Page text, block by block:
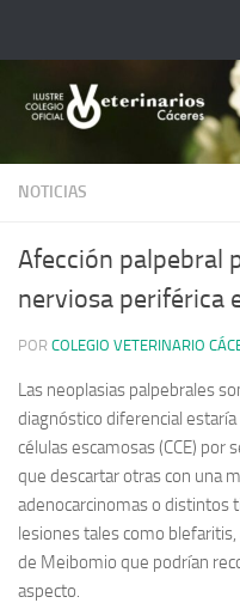
NOTICIAS
Afección palpebral
nerviosa periférica
POR COLEGIO VETERINARIO
Las neoplasias palpebrales
diagnóstico diferencial
células escamosas (CCE) por
que descartar otras con una
adenocarcinomas o distintos
lesiones tales como
de Meibomio que podrían
aspecto.